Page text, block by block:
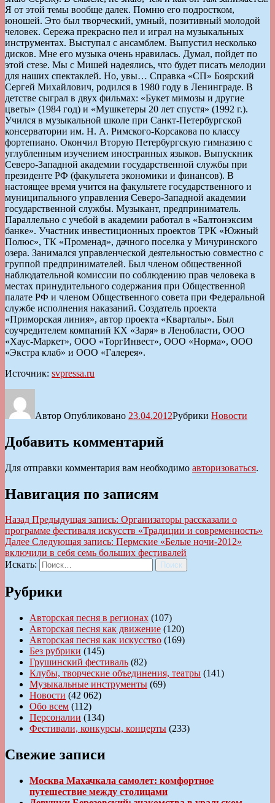
Я от этой темы вообще далек. Помню его подростком,
юношей. Это был творческий, умный, позитивный молодой
человек. Сережа прекрасно пел и играл на музыкальных
инструментах. Выступал с ансамблем. Выпустил несколько
дисков. Мне его музыка очень нравилась. Думал, пойдет по
этой стезе. Мы с Мишей надеялись, что будет писать мелодии
для наших спектаклей. Но, увы… Справка «СП» Боярский
Сергей Михайлович, родился в 1980 году в Ленинграде. В
детстве сыграл в двух фильмах: «Букет мимозы и другие
цветы» (1984 год) и «Мушкетеры 20 лет спустя» (1992 г.).
Учился в музыкальной школе при Санкт-Петербургской
консерватории им. Н. А. Римского-Корсакова по классу
фортепиано. Окончил Вторую Петербургскую гимназию с
углубленным изучением иностранных языков. Выпускник
Северо-Западной академии государственной службы при
президенте РФ (факультета экономики и финансов). В
настоящее время учится на факультете государственного и
муниципального управления Северо-Западной академии
государственной службы. Музыкант, предприниматель.
Параллельно с учебой в академии работал в «Балтонэксим
банке». Участник инвестиционных проектов ТРК «Южный
Полюс», ТК «Променад», дачного поселка у Мичуринского
озера. Занимался управленческой деятельностью совместно с
группой предпринимателей. Был членом общественной
наблюдательной комиссии по соблюдению прав человека в
местах принудительного содержания при Общественной
палате РФ и членом Общественного совета при Федеральной
службе исполнения наказаний. Создатель проекта
«Приморская линия», автор проекта «Кварталы». Был
соучредителем компаний КХ «Заря» в Ленобласти, ООО
«Хаус-Маркет», ООО «ТоргИнвест», ООО «Норма», ООО
«Экстра клаб» и ООО «Галерея».
Источник: svpressa.ru
Автор Опубликовано 23.04.2012Рубрики Новости
Добавить комментарий
Для отправки комментария вам необходимо авторизоваться.
Навигация по записям
Назад Предыдущая запись: Организаторы рассказали о
программе фестиваля искусств «Традиции и современность»
Далее Следующая запись: Пермские «Белые ночи-2012»
включили в себя семь больших фестивалей
Искать:
Поиск
Рубрики
Авторская песня в регионах (107)
Авторская песня как движение (120)
Авторская песня как искусство (169)
Без рубрики (145)
Грушинский фестиваль (82)
Клубы, творческие объединения, театры (141)
Музыкальные инструменты (69)
Новости (42 062)
Обо всем (112)
Персоналии (134)
Фестивали, конкурсы, концерты (233)
Свежие записи
Москва Махачкала самолет: комфортное
путешествие между столицами